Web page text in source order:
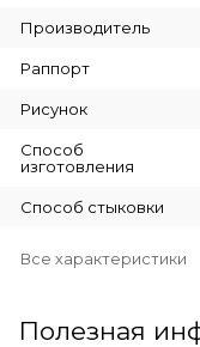
Производитель
Раппорт
Рисунок
Способ
изготовления
Способ стыковки
Все характеристики
Полезная